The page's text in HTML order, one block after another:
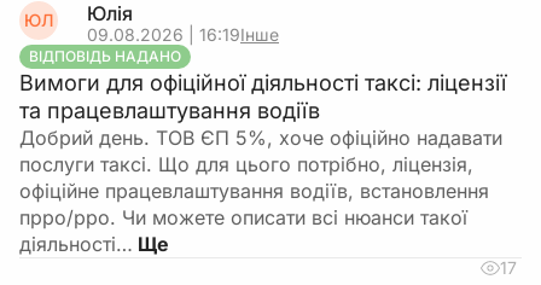
ЮЛ Юлія
09.08.2026 | 16:19Інше
ВІДПОВІДЬ НАДАНО
Вимоги для офіційної діяльності таксі: ліцензії
та працевлаштування водіїв
Добрий день. ТОВ ЄП 5%, хоче офіційно надавати
послуги таксі. Що для цього потрібно, ліцензія,
офіційне працевлаштування водіїв, встановлення
прро/рро. Чи можете описати всі нюанси такої
діяльності…
17